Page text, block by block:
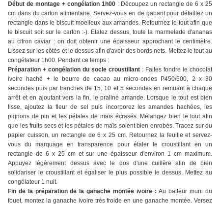
Début de montage + congélation 1h00 : Découpez un rectangle de 6 x 25
cm dans du carton alimentaire. Servez-vous en de gabarit pour détaillez un
rectangle dans le biscuit moelleux aux amandes. Retournez le tout afin que
le biscuit soit sur le carton :-). Etalez dessus, toute la marmelade d'ananas
au citron caviar : on doit obtenir une épaisseur approchant le centimètre.
Lissez sur les côtés et le dessus afin d'avoir des bords nets. Mettez le tout au
congélateur 1h00. Pendant ce temps :
Préparation + congélation du socle croustillant : Faites fondre le chocolat
ivoire haché + le beurre de cacao au micro-ondes P450/500, 2 x 30
secondes puis par tranches de 15, 10 et 5 secondes en remuant à chaque
arrêt et en ajoutant vers la fin, le praliné amande. Lorsque le tout est bien
lisse, ajoutez la fleur de sel puis incorporez les amandes hachées, les
pignons de pin et les pétales de maïs écrasés. Mélangez bien le tout afin
que les fruits secs et les pétales de maïs soient bien enrobés. Tracez sur du
papier cuisson, un rectangle de 6 x 25 cm. Retournez la feuille et servez-
vous du marquage en transparence pour étaler le croustillant en un
rectangle de 6 x 25 cm et sur une épaisseur d'environ 1 cm maximum.
Appuyez légèrement dessus avec le dos d'une cuillère afin de bien
solidariser le croustillant et égaliser le plus possible le dessus. Mettez au
congélateur 1 nuit.
Fin de la préparation de la ganache montée ivoire :Au batteur muni du
fouet, montez la ganache ivoire très froide en une ganache montée. Versez